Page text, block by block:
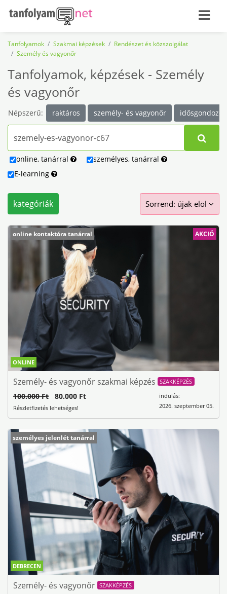
Tanfolyamok Szakmai képzések
Rendészet és közszolgálat
Személy és vagyonőr
Tanfolyamok, képzések - Személy
és vagyonőr
Népszerű: raktáros személy- és vagyonőr idősgondozó
online, tanárral személyes, tanárral
E-learning
kategóriák Sorrend: újak elöl
ONLINE
online kontaktóra tanárral AKCIÓ
Személy- és vagyonőr szakmai képzés
SZAKKÉPZÉS
indulás:
2026. szeptember 05.
100.000 Ft 80.000 Ft
Részletfizetés lehetséges!
DEBRECEN
személyes jelenlét tanárral
Személy- és vagyonőr SZAKKÉPZÉS